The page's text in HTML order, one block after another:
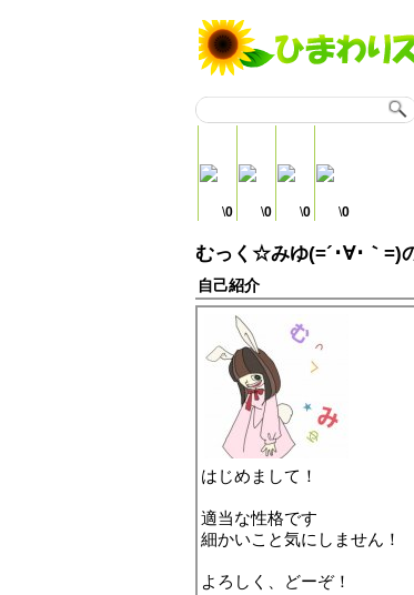
\0 \0 \0 \0
むっく☆みゆ(=´･∀･｀=)
自己紹介
はじめまして！
適当な性格です
細かいこと気にしません！
よろしく、どーぞ！